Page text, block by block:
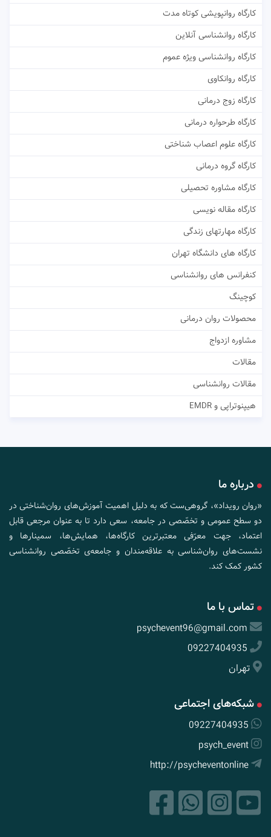
کارگاه روانپویشی کوتاه مدت
کارگاه روانشناسی آنلاین
کارگاه روانشناسی ویژه عموم
کارگاه روانکاوی
کارگاه زوج درمانی
کارگاه طرحواره درمانی
کارگاه علوم اعصاب شناختی
کارگاه گروه درمانی
کارگاه مشاوره تحصیلی
کارگاه مقاله نویسی
کارگاه مهارتهای زندگی
کارگاه های دانشگاه تهران
کنفرانس های روانشناسی
کوچینگ
محصولات روان درمانی
مشاوره ازدواج
مقالات
مقالات روانشناسی
هیپنوتراپی و EMDR
درباره ما
«روان رویداد»، گروهی‌ست که به دلیل اهمیت آموزش‌های روان‌شناختی در
دو سطح عمومی و تخصّصی در جامعه، سعی دارد تا به عنوان مرجعی قابل
اعتماد، جهت معرّفی معتبرترین کارگاه‌ها، همایش‌ها، سمینارها و
نشست‌های روان‌شناسی به علاقه‌مندان و جامعه‌ی تخصّصی روانشناسی
کشور کمک کند.
تماس با ما
psychevent96@gmail.com
09227404935
تهران
شبکه‌های اجتماعی
09227404935
psych_event
http://psycheventonline